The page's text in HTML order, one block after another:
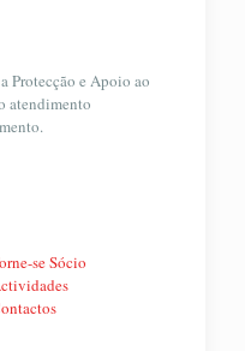
Protecção e Apoio ao
atendimento
se Sócio